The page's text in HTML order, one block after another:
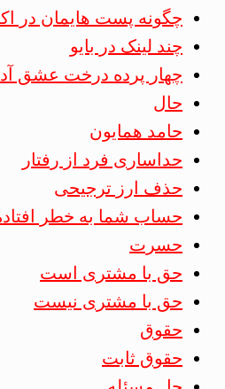
چگونه پست هایمان در
چند لینک در بایو
چهار پرده درخت عشق
حال
حامد همایون
حداساری فرد از رفتار
حذف ارز ترجیحی
حساب شما به خطر
حسرت
حق با مشتری است
حق با مشتری نیست
حقوق
حقوق ثابت